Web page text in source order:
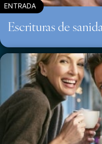
ENTRADA
Escrituras de